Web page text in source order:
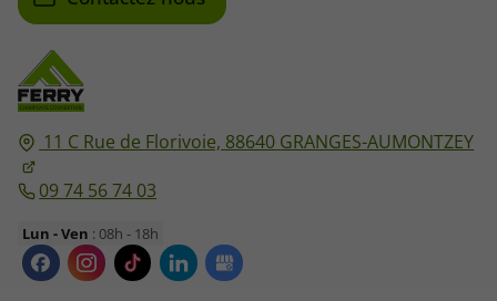
11 C Rue de Florivoie, 88640 GRANGES-AUMONTZEY
09 74 56 74 03
Lun - Ven : 08h - 18h